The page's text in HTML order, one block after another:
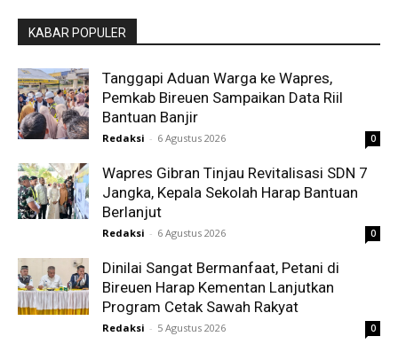
KABAR POPULER
Tanggapi Aduan Warga ke Wapres,
Pemkab Bireuen Sampaikan Data Riil
Bantuan Banjir
Redaksi - 6 Agustus 2026 0
Wapres Gibran Tinjau Revitalisasi SDN 7
Jangka, Kepala Sekolah Harap Bantuan
Berlanjut
Redaksi - 6 Agustus 2026 0
Dinilai Sangat Bermanfaat, Petani di
Bireuen Harap Kementan Lanjutkan
Program Cetak Sawah Rakyat
Redaksi - 5 Agustus 2026 0